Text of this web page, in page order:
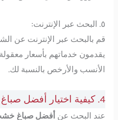
٥. البحث عبر الإنترنت:
قم بالبحث عبر الإنترنت عن
يقدمون خدماتهم بأسعار
الأنسب والأرخص بالنسبة لك.
4. كيفية اختيار أفضل صباغ خشب في الكويت
عند البحث عن أفضل صباغ